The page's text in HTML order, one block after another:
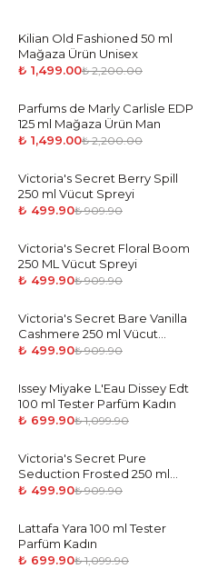
-32 %
Kilian Old Fashioned 50 ml
Mağaza Ürün Unisex
₺ 1,499.00₺ 2,200.00
-32%
Parfums de Marly Carlisle EDP
125 ml Mağaza Ürün Man
₺ 1,499.00₺ 2,200.00
-45%
Victoria's Secret Berry Spill
250 ml Vücut Spreyi
₺ 499.90₺ 909.90
-45%
Victoria's Secret Floral Boom
250 ML Vücut Spreyi
₺ 499.90₺ 909.90
-45%
Victoria's Secret Bare Vanilla
Cashmere 250 ml Vücut
Spreyi
₺ 499.90₺ 909.90
-36%
Issey Miyake L'Eau Dissey Edt
100 ml Tester Parfüm Kadın
₺ 699.90₺ 1,099.90
-45%
Victoria's Secret Pure
Seduction Frosted 250 ml
Vücut Spreyi
₺ 499.90₺ 909.90
-36%
Lattafa Yara 100 ml Tester
Parfüm Kadın
₺ 699.90₺ 1,099.90